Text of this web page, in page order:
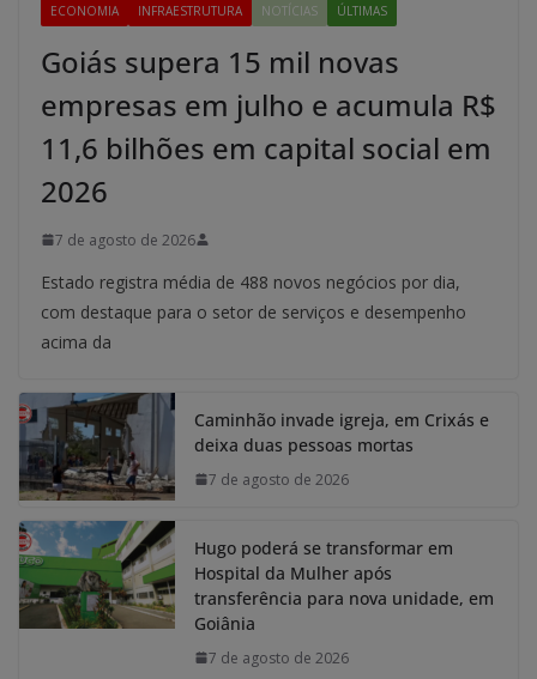
ECONOMIA INFRAESTRUTURA NOTÍCIAS ÚLTIMAS
Goiás supera 15 mil novas
empresas em julho e acumula R$
11,6 bilhões em capital social em
2026
7 de agosto de 2026
Estado registra média de 488 novos negócios por dia,
com destaque para o setor de serviços e desempenho
acima da
Caminhão invade igreja, em Crixás e
deixa duas pessoas mortas
7 de agosto de 2026
Hugo poderá se transformar em
Hospital da Mulher após
transferência para nova unidade, em
Goiânia
7 de agosto de 2026